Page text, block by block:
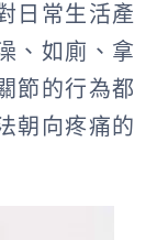
日常生活產
、如廁、拿
節的行為都
朝向疼痛的